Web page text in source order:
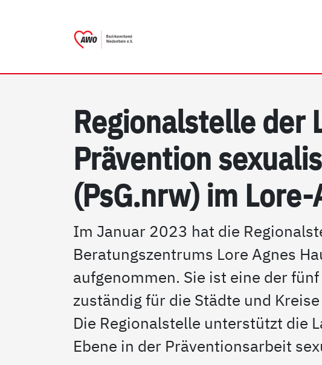
Re­gio­nal­s­tel­le der
Präv­en­ti­on
(PsG.nrw) im
Im Januar 2023 hat die
Beratungszentrums Lore Agnes
aufgenommen. Sie ist eine der
zuständig für die Städte und
Die Regionalstelle unterstützt die
Ebene in der Präventionsarbeit